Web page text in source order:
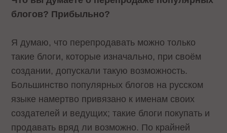
блогов? Прибыльно?
Я думаю, что перепродавать можно только
такие блоги, которые изначально, при своём
создании, допускали такую возможность.
Большинство популярных блогов на русском
языке намертво привязано к именам своих
создателей и ведущих; такие блоги покупать и
продавать вряд ли возможно. По крайней